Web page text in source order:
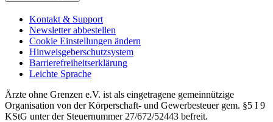
Kontakt & Support
Newsletter abbestellen
Cookie Einstellungen ändern
Hinweisgeberschutzsystem
Barrierefreiheitserklärung
Leichte Sprache
Ärzte ohne Grenzen e.V. ist als eingetragene gemeinnützige
Organisation von der Körperschaft- und Gewerbesteuer gem. §5 I 9
KStG unter der Steuernummer 27/672/52443 befreit.